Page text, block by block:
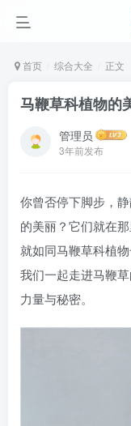
首页 综合大全 正文
马鞭草科植物的
管理员
3年前发布
你曾否停下脚步，
的美丽？它们就在
就如同马鞭草科植
我们一起走进马鞭
力量与秘密。